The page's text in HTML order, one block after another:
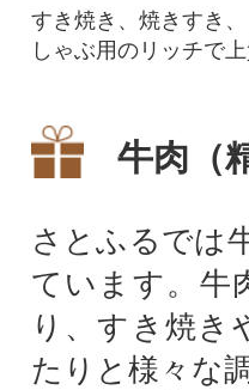
すき焼き、焼きすき
しゃぶ用のリッチで
牛肉（
さとふるでは
ています。牛
り、すき焼き
たりと様々な